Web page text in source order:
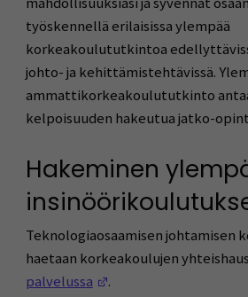
työskennellä erilaisissa ylempää
korkeakoulututkintoa
johto- ja kehittämistehtävissä.
ammattikorkeakoulututkinto
kelpoisuuden hakeutua jatko-
Hakeminen
Teknologiaosaamisen johtamisen
haetaan korkeakoulujen
palvelussa
(Avautuu uuteen
.